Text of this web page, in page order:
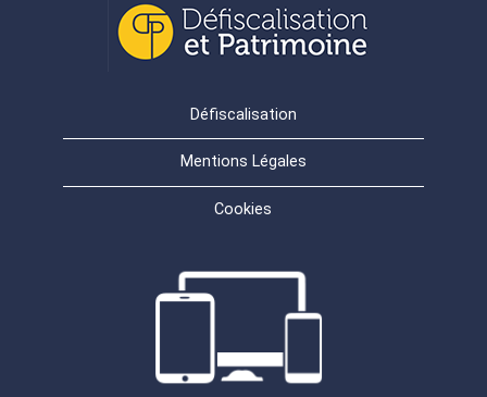
Défiscalisation
Mentions Légales
Cookies